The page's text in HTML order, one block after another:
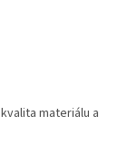
materiálu a